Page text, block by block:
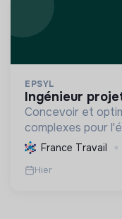
EPSYL
ingénieur
Concevoir et
complexes pour
mobilité durable,
une démarche RSE.
France Travail
Hier